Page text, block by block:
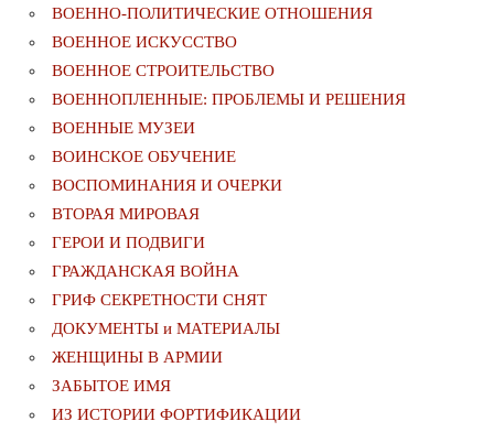
ВОЕННО-ПОЛИТИЧЕСКИE ОТНОШЕНИЯ
ВОЕННОЕ ИСКУССТВО
ВОЕННОЕ СТРОИТЕЛЬСТВО
ВОЕННОПЛЕННЫЕ: ПРОБЛЕМЫ И РЕШЕНИЯ
ВОЕННЫЕ МУЗЕИ
ВОИНСКОЕ ОБУЧЕНИЕ
ВОСПОМИНАНИЯ И ОЧЕРКИ
ВТОРАЯ МИРОВАЯ
ГЕРОИ И ПОДВИГИ
ГРАЖДАНСКАЯ ВОЙНА
ГРИФ СЕКРЕТНОСТИ СНЯТ
ДОКУМЕНТЫ и МАТЕРИАЛЫ
ЖЕНЩИНЫ В АРМИИ
ЗАБЫТОЕ ИМЯ
ИЗ ИСТОРИИ ФОРТИФИКАЦИИ